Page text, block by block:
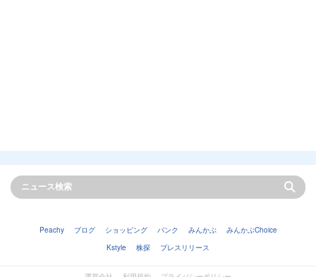
Peachy ブログ ショッピング バンク みんかぶ
みんかぶChoice
Kstyle
株探 プレスリリース